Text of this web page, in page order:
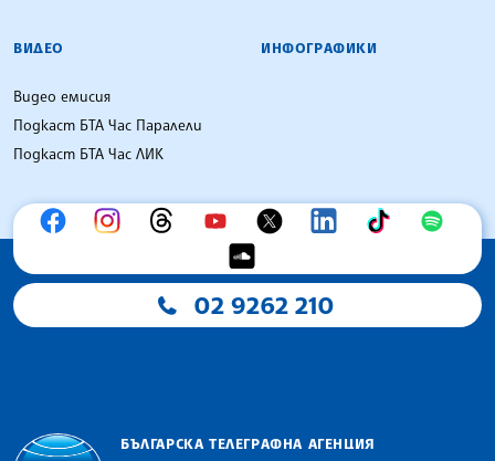
ВИДЕО
Видео емисия
Подкаст БТА Час Паралели
Подкаст БТА Час ЛИК
ИНФОГРАФИКИ
02 9262 210
БЪЛГАРСКА ТЕЛЕГРАФНА АГЕНЦИЯ